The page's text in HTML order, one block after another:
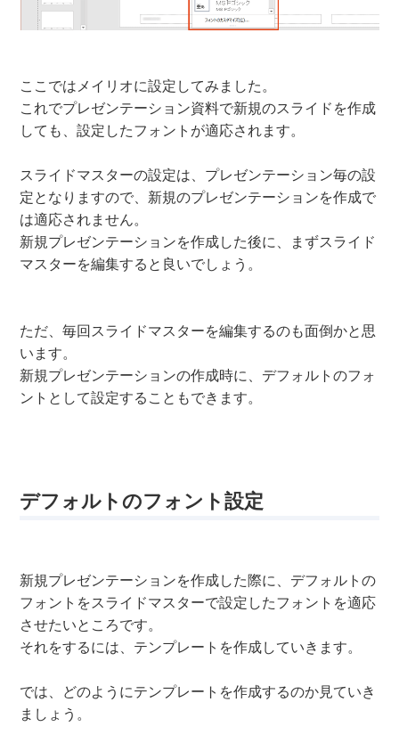
ここではメイリオに設定してみました。
これでプレゼンテーション資料で新規のスライドを作成
しても、設定したフォントが適応されます。
スライドマスターの設定は、プレゼンテーション毎の設
定となりますので、新規のプレゼンテーションを作成で
は適応されません。
新規プレゼンテーションを作成した後に、まずスライド
マスターを編集すると良いでしょう。
ただ、毎回スライドマスターを編集するのも面倒かと思
います。
新規プレゼンテーションの作成時に、デフォルトのフォ
ントとして設定することもできます。
デフォルトのフォント設定
新規プレゼンテーションを作成した際に、デフォルトの
フォントをスライドマスターで設定したフォントを適応
させたいところです。
それをするには、テンプレートを作成していきます。
では、どのようにテンプレートを作成するのか見ていき
ましょう。